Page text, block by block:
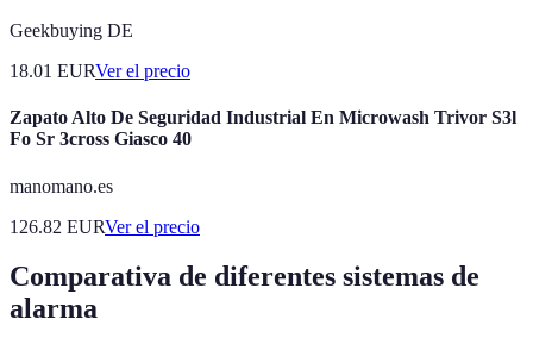
Geekbuying DE
18.01 EURVer el precio
Zapato Alto De Seguridad Industrial En Microwash Trivor S3l
Fo Sr 3cross Giasco 40
manomano.es
126.82 EURVer el precio
Comparativa de diferentes sistemas de
alarma